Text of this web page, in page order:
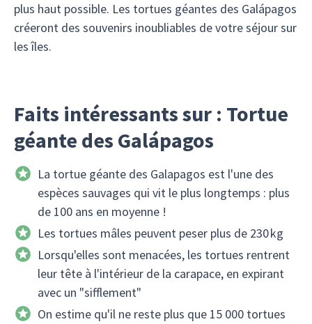
plus haut possible. Les tortues géantes des Galápagos
créeront des souvenirs inoubliables de votre séjour sur
les îles.
Faits intéressants sur : Tortue
géante des Galápagos
La tortue géante des Galapagos est l'une des
espèces sauvages qui vit le plus longtemps : plus
de 100 ans en moyenne !
Les tortues mâles peuvent peser plus de 230 kg
Lorsqu'elles sont menacées, les tortues rentrent
leur tête à l'intérieur de la carapace, en expirant
avec un "sifflement"
On estime qu'il ne reste plus que 15 000 tortues